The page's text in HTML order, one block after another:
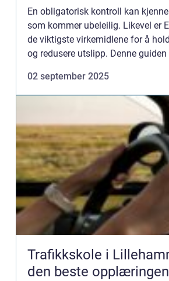
En obligatorisk kontroll kan
som kommer ubeleilig. Likevel er
de viktigste virkemidlene for å
og redusere utslipp. Denne
02 september 2025
Trafikkskole i
den beste opplæringen